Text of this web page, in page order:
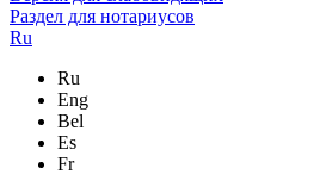
Раздел для нотариусов
Ru
Ru
Eng
Bel
Es
Fr